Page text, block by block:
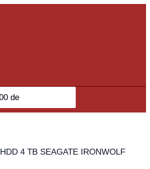
HDD 4 TB SEAGATE IRONWOLF